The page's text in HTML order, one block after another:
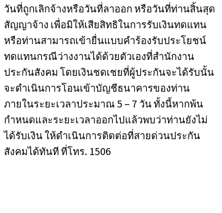
วันที่ถูกเลิกจ้างหรือวันที่ลาออก หรือวันที่ท่านสิ้นสุด
สัญญาจ้าง เพื่อมิให้เสียสิทธิในการรับเงินทดแทน
หรือท่านสามารถเข้ายื่นแบบคำร้องรับประโยชน์
ทดแทนกรณีว่างงานได้ด้วยตัวเองที่สำนักงาน
ประกันสังคม โดยเงินชดเชยที่ผู้ประกันจะได้รับนั้น
จะดำเนินการโอนเข้าบัญชีธนาคารของท่าน
ภายในระยะเวลาประมาณ 5 – 7 วัน ทั้งนี้หากพ้น
กำหนดและระยะเวลาออกไปแล้วพบว่าท่านยังไม่
ได้รับเงิน ให้ดำเนินการติดต่อที่สายด่วนประกัน
สังคมได้ทันที ที่โทร. 1506